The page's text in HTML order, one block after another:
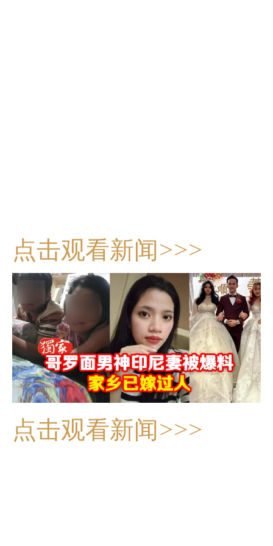
点击观看新闻>>>
点击观看新闻>>>